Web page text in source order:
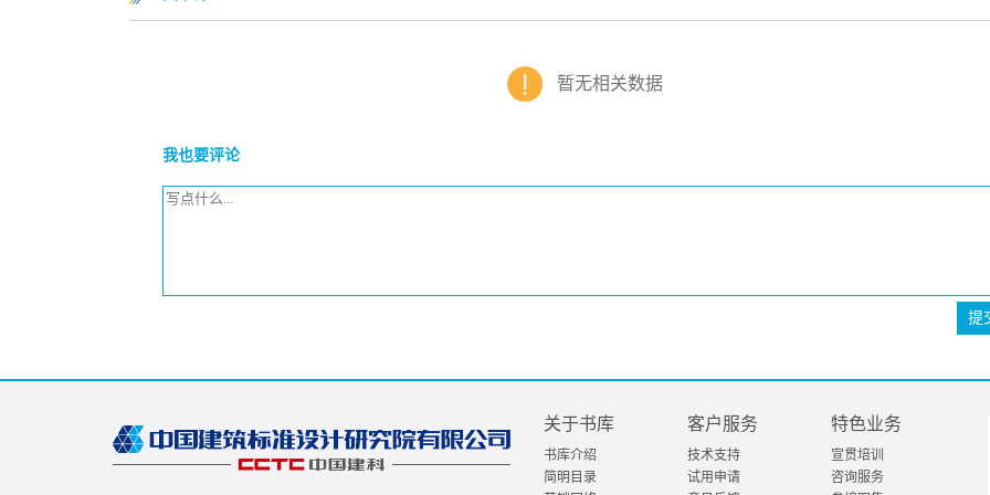
暂无相关数据
我也要评论
提
关于书库
书库介绍
简明目录
客户服务
技术支持
试用申请
特色业务
宣贯培训
咨询服务